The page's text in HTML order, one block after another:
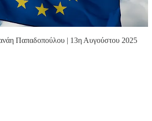
Παπαδοπούλου | 13η Αυγούστου 2025